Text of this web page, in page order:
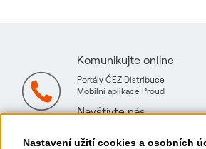
Nastavení užití cookies a osobních
Komunikujte online
Portály ČEZ Distribuce
Mobilní aplikace Proud
Navštivte nás